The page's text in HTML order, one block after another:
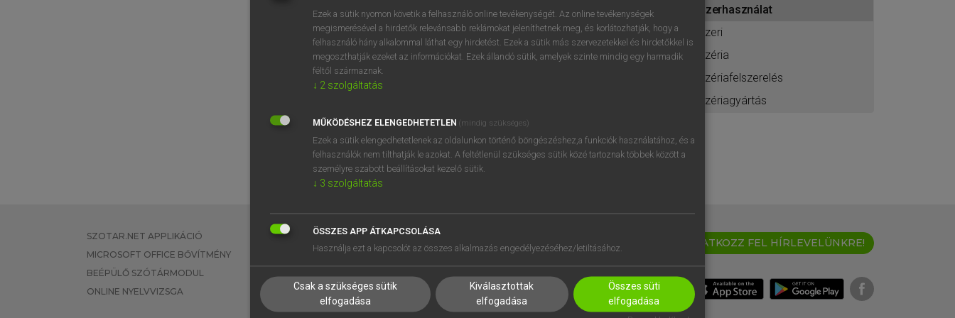
BELÉPÉS
próbaverziójának elindításához
regisztrálok ésbelépek.
REGISZTRÁCIÓ
szerhasználat
szeri
széria
szériafelszerelés
szériagyártás
SZOTAR.NET APPLIKÁCIÓ
MICROSOFT OFFICE BŐVÍTMÉNY
BEÉPÜLŐ SZÓTÁRMODUL
ONLINE NYELVVIZSGA
EGYÉNI FELHASZNÁLÓKNAK
TANULÓKNAK
VÁLLALATI MEGOLDÁSOK
SÚGÓ
RÓLUNK
SÜTI BEÁLLÍTÁSOK
IRATKOZZ FEL HÍRLEVELÜNKRE!
Ezek a sütik nyomon követik a felhasználó online tevékenységét. Az online tevékenységek
megismerésével a hirdetők relevánsabb reklámokat jeleníthetnek meg, és korlátozhatják, hogy a
felhasználó hány alkalommal láthat egy hirdetést. Ezek a sütik más szervezetekkel és hirdetőkkel is
megoszthatják ezeket az információkat. Ezek állandó sütik, amelyek szinte mindig egy harmadik
féltől származnak.
↓ 2 szolgáltatás
MŰKÖDÉSHEZ ELENGEDHETETLEN (mindig szükséges)
Ezek a sütik elengedhetetlenek az oldalunkon történő böngészéshez,a funkciók használatához, és a
felhasználók nem tilthatják le azokat. A feltétlenül szükséges sütik közé tartoznak többek között a
személyre szabott beállításokat kezelő sütik.
↓ 3 szolgáltatás
ÖSSZES APP ÁTKAPCSOLÁSA
Használja ezt a kapcsolót az összes alkalmazás engedélyezéséhez/letiltásához.
Csak a szükséges sütik
elfogadása
Kiválasztottak
elfogadása
Összes süti
elfogadása